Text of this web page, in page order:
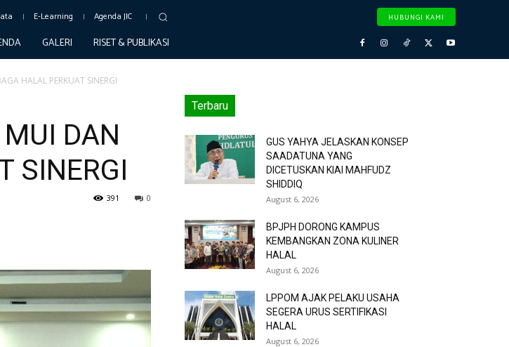
E-Learning Agenda JIC HUBUNGI KAMI
GALERI RISET & PUBLIKASI
HALAL PERKUAT SINERGI
DAN
SINERGI
0
391
Terbaru
GUS YAHYA JELASKAN KONSEP
SAADATUNA YANG
DICETUSKAN KIAI MAHFUDZ
SHIDDIQ
August 6, 2026
BPJPH DORONG KAMPUS
KEMBANGKAN ZONA KULINER
HALAL
August 6, 2026
LPPOM AJAK PELAKU USAHA
SEGERA URUS SERTIFIKASI
HALAL
August 6, 2026